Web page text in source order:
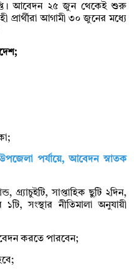
আবেদন ২৫ জুন থেকেই শুরু
আগামী ৩০ জুনের মধ্যে
পর্যায়ে, আবেদন স্নাতক
গ্র্যাচুইটি, সাপ্তাহিক ছুটি ২দিন,
সংস্থার নীতিমালা অনুযায়ী
করতে পারবেন;